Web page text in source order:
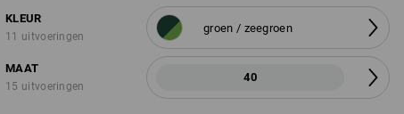
KLEUR
11 uitvoeringen
groen / zeegroen
MAAT
15 uitvoeringen
40